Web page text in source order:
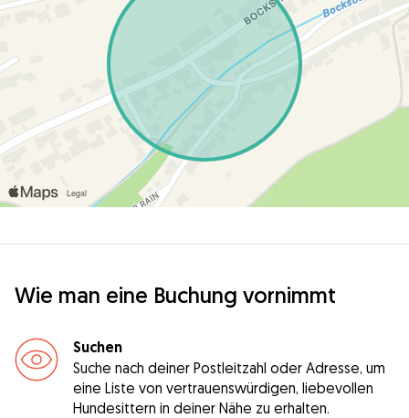
Wie man eine Buchung vornimmt
Suchen
Suche nach deiner Postleitzahl oder Adresse, um
eine Liste von vertrauenswürdigen, liebevollen
Hundesittern in deiner Nähe zu erhalten.